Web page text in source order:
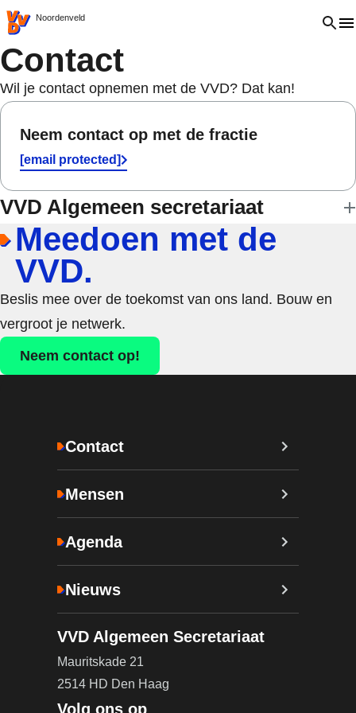
VVD.nl - Ga naar de homepage
Noordenveld Open
Contact
Wil je contact opnemen met de VVD? Dat kan!
Neem contact op met de fractie
[email protected]
VVD Algemeen secretariaat
Meedoen met de
VVD.
Beslis mee over de toekomst van ons land. Bouw en
vergroot je netwerk.
Neem contact op!
Contact
Mensen
Agenda
Nieuws
VVD Algemeen Secretariaat
Mauritskade 21
2514 HD Den Haag
Volg ons op